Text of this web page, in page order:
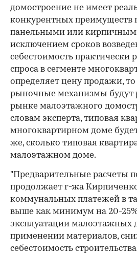
домостроение не имеет
конкурентных преимуществ
панельными или
исключением сроков
себестоимость практически
спроса в сегменте
определяет цену продажи,
рыночные механизмы будут
рынке малоэтажного
словам эксперта, типовая
многоквартирном доме
же, сколько типовая
малоэтажном доме.
"Предварительные расчеты
продолжает г-жа
коммунальных платежей в
выше как минимум на 20-
эксплуатации малоэтажных
применении материалов,
себестоимость